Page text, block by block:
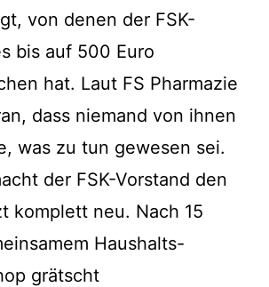
von denen der FSK-
bis auf 500 Euro
hat. Laut FS Pharmazie
dass niemand von ihnen
was zu tun gewesen sei.
der FSK-Vorstand den
komplett neu. Nach 15
Haushalts-
grätscht